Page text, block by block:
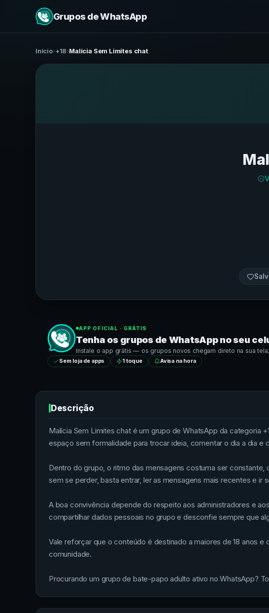
Grupos de WhatsApp
Início›+18›Malícia Sem Limites chat
APP OFICIAL · GRÁTIS
Tenha os grupos de WhatsAppno seu
Instale o app grátis — os grupos novos chegam direto na sua
Sem loja de apps 1 toque Avisa na hora
Descrição
Malícia Sem Limites chat é um grupo de WhatsApp da categoria
espaço sem formalidade para trocar ideia, comentar o dia a dia e
Dentro do grupo, o ritmo das mensagens costuma ser
sem se perder, basta entrar, ler as mensagens mais recentes e
A boa convivência depende do respeito aos administradores e
compartilhar dados pessoais no grupo e desconfie sempre que
Vale reforçar que o conteúdo é destinado a maiores de 18 anos
comunidade.
Procurando um grupo de bate-papo adulto ativo no WhatsApp?